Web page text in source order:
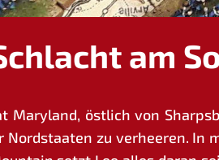
am
Mary­land, öst­lich von
Nord­staa­ten zu ver­hee­ren.